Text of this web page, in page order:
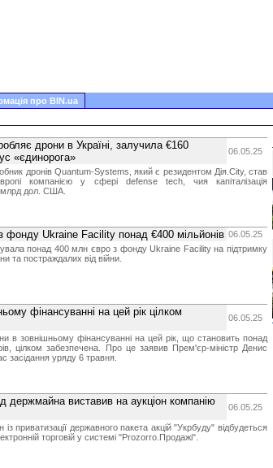
про BIN.ua
дрони в Україні, залучила €160
«єдинорога»
06.05.25
дронів Quantum-Systems, який є резидентом Дія.City, став
компанією у сфері defense tech, чия капіталізація
дол. США.
фонду Ukraine Facility понад €400 мільйонів 06.05.25
понад 400 млн євро з фонду Ukraine Facility на підтримку
та постраждалих від війни.
фінансуванні на цей рік цілком
06.05.25
в зовнішньому фінансуванні на цей рік, що становить понад
цілком забезпечена. Про це заявив Прем'єр-міністр Денис
засідання уряду 6 травня.
держмайна виставив на аукціон компанію
06.05.25
із приватизації державного пакета акцій "Укрбуду" відбудеться
торговій у системі "Prozorro.Продажі".